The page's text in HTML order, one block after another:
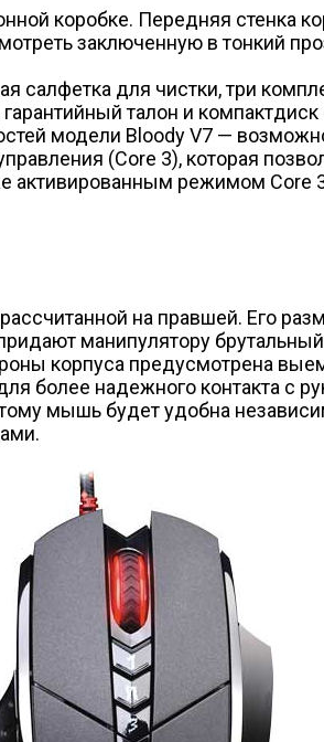
коробке. Передняя стенка
заключенную в тонкий
салфетка для чистки, три
талон и
модели Bloody V7 —
(Core 3), которая
режимом Core
на правшей. Его
манипулятору
корпуса предусмотрена
более надежного контакта с
мышь будет удобна